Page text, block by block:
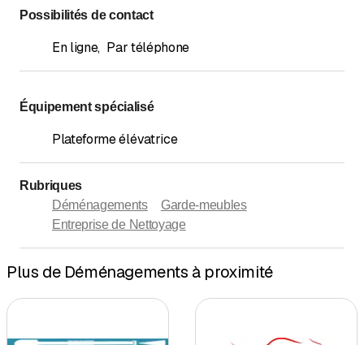
Possibilités de contact
En ligne, Par téléphone
Équipement spécialisé
Plateforme élévatrice
Rubriques
Déménagements
Garde-meubles
Entreprise de Nettoyage
Plus de Déménagements à proximité